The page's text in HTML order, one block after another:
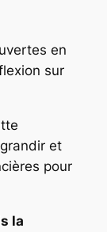
en
sur
et
pour
la